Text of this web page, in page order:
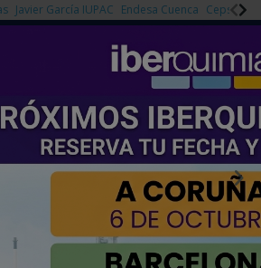
Javier García IUPAC Endesa Cuenca Cepsa
EMPRESAS PREMIUM
Cursos y jornadas
Seguridad Funcional 2015